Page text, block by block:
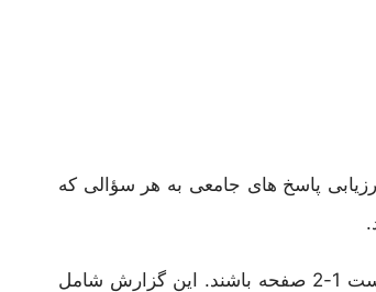
پاسخ های جامعی به هر سؤالی که
میزان این گزارش ها متغیر است. برای برخی 10-15 صفحه هستند، در حالیکه ارزیابی سایر روانشناسان ممکن است 1-2 صفحه باشند. این گزارش شامل